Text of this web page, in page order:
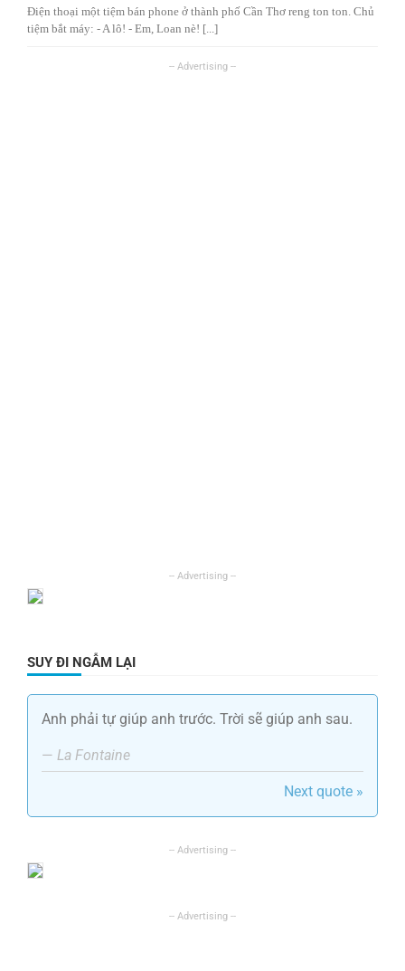
Điện thoại một tiệm bán phone ở thành phố Cần Thơ reng ton ton. Chủ
tiệm bắt máy: - A lô! - Em, Loan nè! [...]
SUY ĐI NGẪM LẠI
Anh phải tự giúp anh trước. Trời sẽ giúp anh sau.
— La Fontaine
Next quote »